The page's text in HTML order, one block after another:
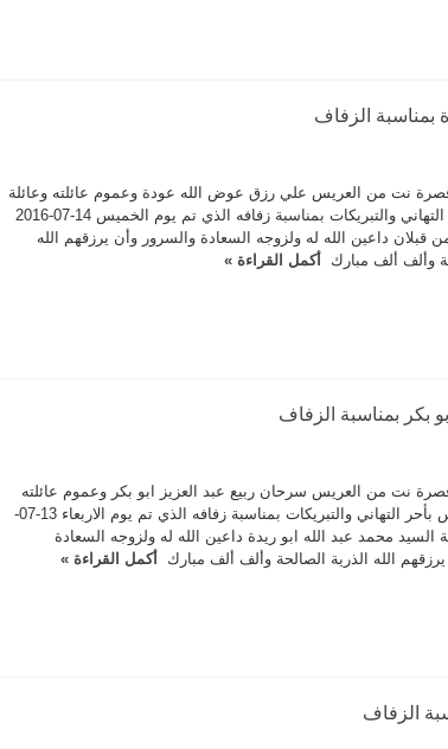
الزفاف
نت من العريس علي رزق عوض الله عودة وعموم عائلته وعائلة
العروس بأحر التهاني والتبريكات بمناسبة زفافه الذي تم يوم الخميس 14-07-2016
داعين الله له ولزوجه السعادة والسرور وأن يرزقهم الله
وألف ألف مبارك أكمل القراءة »
بكر بمناسبة الزفاف
نت من العريس سرحان ربيع عبد العزيز ابو بكر وعموم عائلته
وعائلة العروس بأحر التهاني والتبريكات بمناسبة زفافه الذي تم يوم الاربعاء 13-07-
ابنة السيد محمد عبد الله ابو ريدة داعين الله له ولزوجه السعادة
الله الذرية الصالحة وألف ألف مبارك أكمل القراءة »
الزفاف